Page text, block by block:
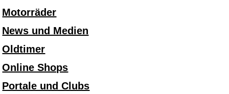
Motorräder
News und Medien
Oldtimer
Online Shops
Portale und Clubs